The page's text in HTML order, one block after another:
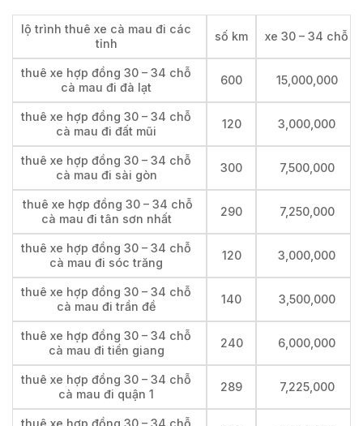
lộ trình thuê xe cà mau đi các
tỉnh
số km xe 30 – 34 chỗ
thuê xe hợp đồng 30 – 34 chỗ
cà mau đi đà lạt
600 15,000,000
thuê xe hợp đồng 30 – 34 chỗ
cà mau đi đất mũi
120 3,000,000
thuê xe hợp đồng 30 – 34 chỗ
cà mau đi sài gòn
300 7,500,000
thuê xe hợp đồng 30 – 34 chỗ
cà mau đi tân sơn nhất
290 7,250,000
thuê xe hợp đồng 30 – 34 chỗ
cà mau đi sóc trăng
120 3,000,000
thuê xe hợp đồng 30 – 34 chỗ
cà mau đi trần đề
140 3,500,000
thuê xe hợp đồng 30 – 34 chỗ
cà mau đi tiền giang
240 6,000,000
thuê xe hợp đồng 30 – 34 chỗ
cà mau đi quận 1
289 7,225,000
thuê xe hợp đồng 30 – 34 chỗ